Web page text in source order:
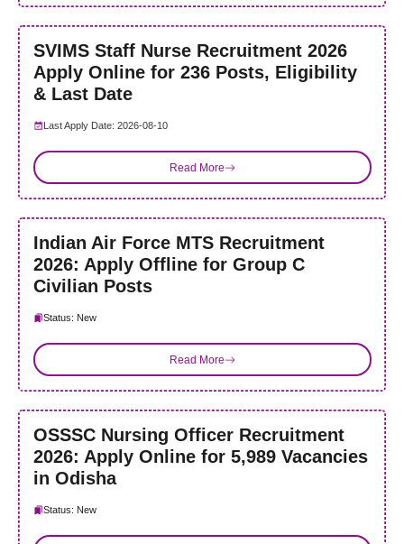
SVIMS Staff Nurse Recruitment 2026
Apply Online for 236 Posts, Eligibility
& Last Date
Last Apply Date: 2026-08-10
Read More
Indian Air Force MTS Recruitment
2026: Apply Offline for Group C
Civilian Posts
Status: New
Read More
OSSSC Nursing Officer Recruitment
2026: Apply Online for 5,989 Vacancies
in Odisha
Status: New